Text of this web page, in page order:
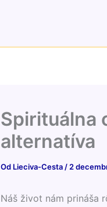
Spirituálna
alternatíva
Od Lieciva-Cesta / 2
Náš život nám prináša